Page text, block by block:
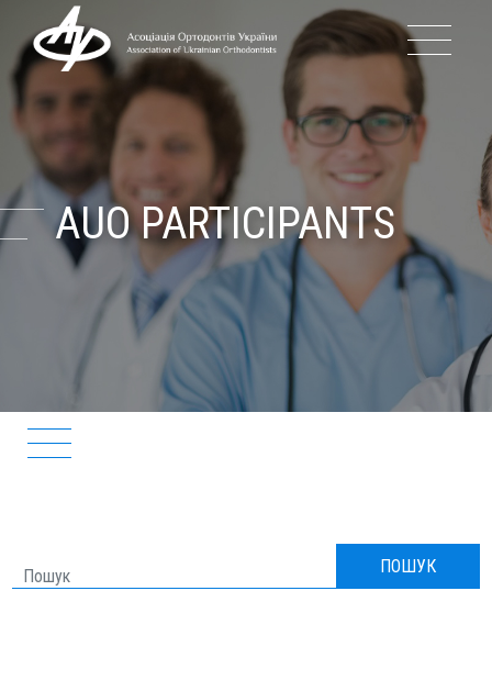
ABOUT
HISTORY OF AUO
GOVERNANCE OF AUO
EVENTS
AUO PARTICIPANTS
ПОШУК